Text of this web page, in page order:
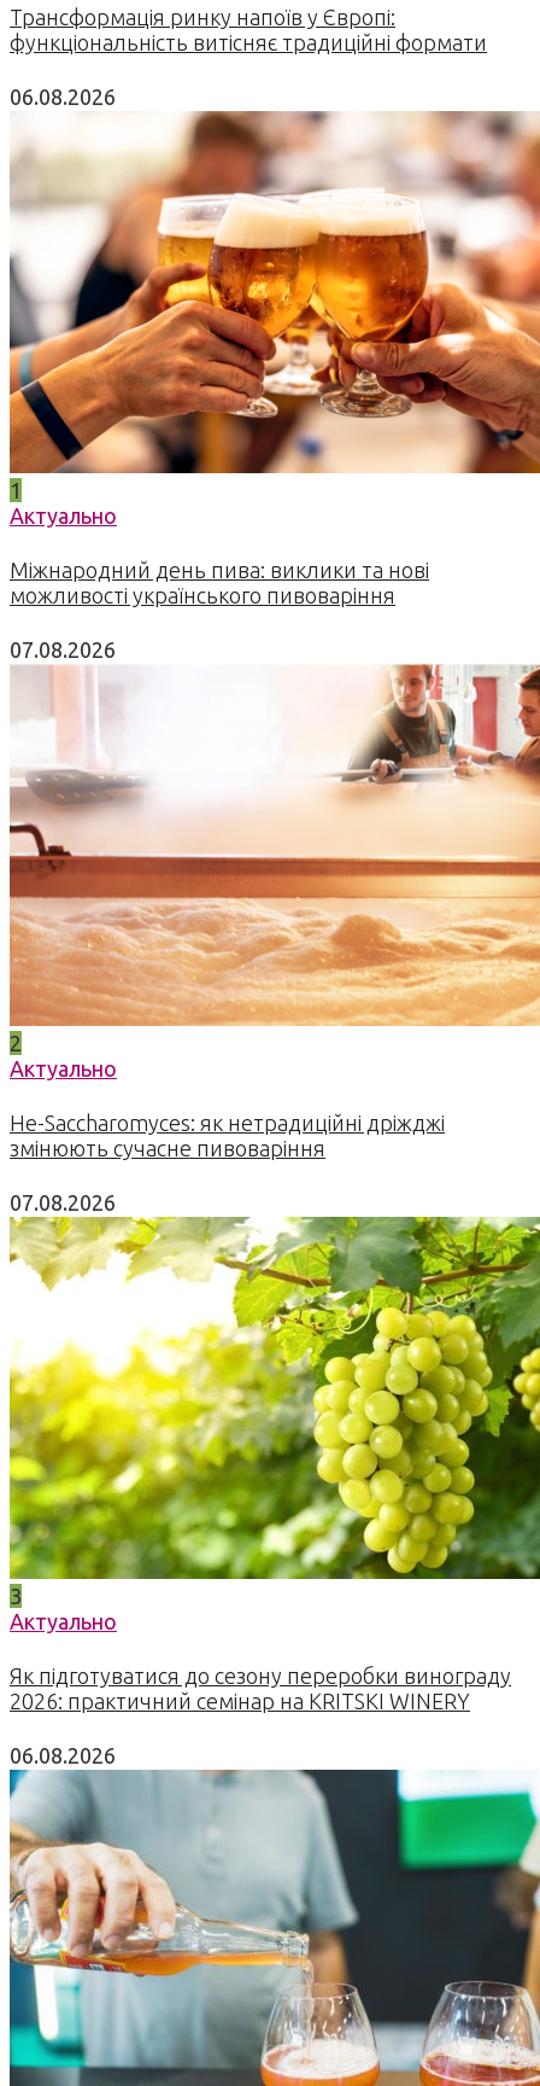
Трансформація ринку напоїв у Європі:
функціональність витісняє традиційні формати
06.08.2026
1
Актуально
Міжнародний день пива: виклики та нові
можливості українського пивоваріння
07.08.2026
2
Актуально
Не-Saccharomyces: як нетрадиційні дріжджі
змінюють сучасне пивоваріння
07.08.2026
3
Актуально
Як підготуватися до сезону переробки винограду
2026: практичний семінар на KRITSKI WINERY
06.08.2026